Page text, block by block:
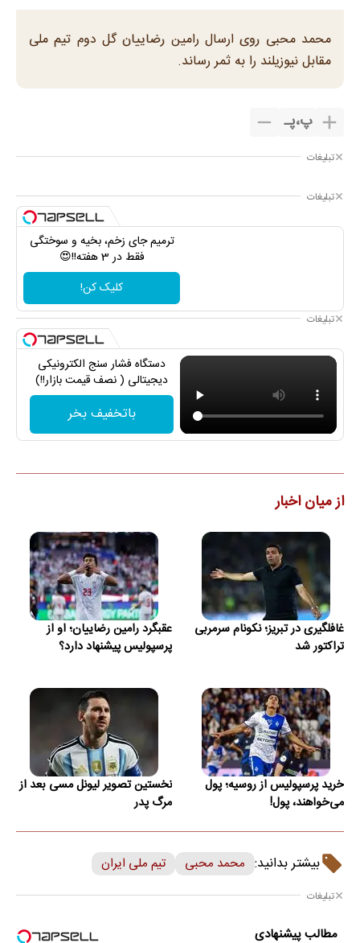
محمد محبی روی ارسال رامین رضاییان گل دوم تیم ملی
مقابل نیوزیلند را به ثمر رساند.
پ،پـ
تبلیغات
تبلیغات
ترمیم جای زخم، بخیه و سوختگی
فقط در 3 هفته!!😍
کلیک کن!
تبلیغات
دستگاه فشار سنج الکترونیکی
دیجیتالی ( نصف قیمت بازار!!)
باتخفیف بخر
از میان اخبار
غافلگیری در تبریز؛ نکونام سرمربی
تراکتور شد
عقبگرد رامین رضاییان؛ او از
پرسپولیس پیشنهاد دارد؟
خرید پرسپولیس از روسیه؛ پول
می‌خواهند، پول!
نخستین تصویر لیونل مسی بعد از
مرگ پدر
بیشتر بدانید: محمد محبی تیم ملی ایران
تبلیغات
مطالب پیشنهادی